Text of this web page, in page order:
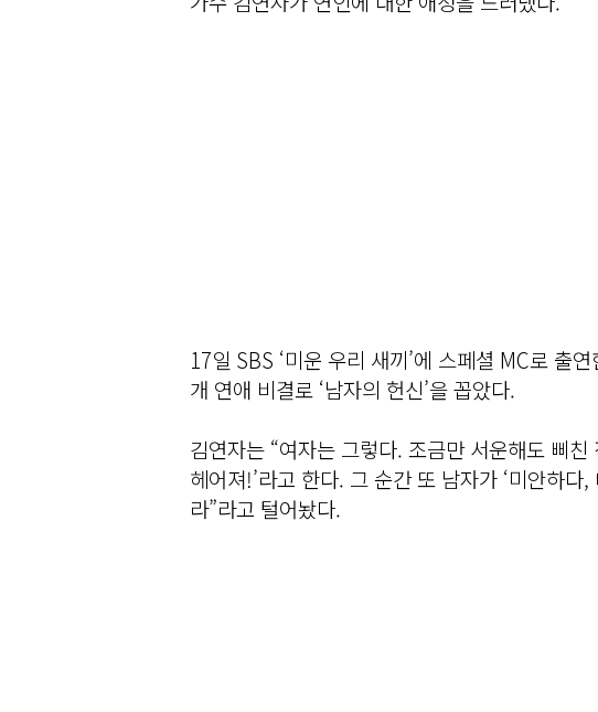
17일 SBS ‘미운 우리 새끼’에 스페셜 MC로 출
개 연애 비결로 ‘남자의 헌신’을 꼽았다.
김연자는 “여자는 그렇다. 조금만 서운해도 삐
헤어져!’라고 한다. 그 순간 또 남자가 ‘미안하다
라”라고 털어놨다.